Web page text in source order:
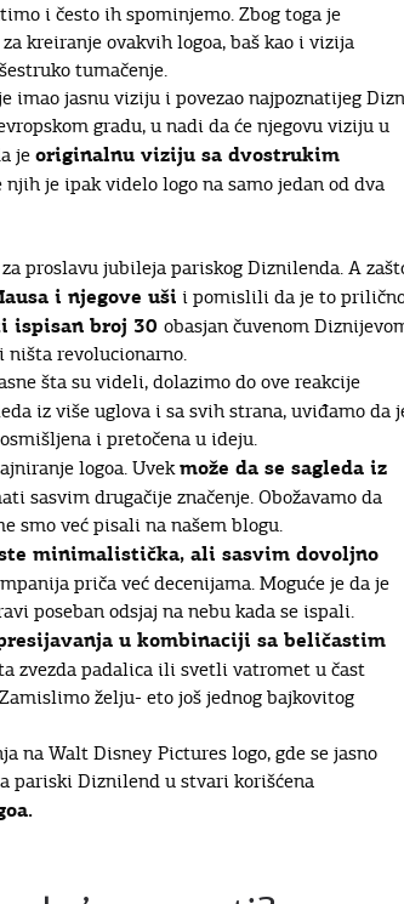
i često ih spominjemo. Zbog toga je
kreiranje ovakvih logoa, baš kao i vizija
tumačenje.
imao jasnu viziju i povezao najpoznatijeg
gradu, u nadi da će njegovu viziju u
je originalnu viziju sa dvostrukim
njih je ipak videlo logo na samo jedan od dva
proslavu jubileja pariskog Diznilenda. A
i njegove uši i pomislili da je to
ispisan broj 30 obasjan čuvenom
revolucionarno.
šta su videli, dolazimo do ove reakcije
iz više uglova i sa svih strana, uviđamo da
i pretočena u ideju.
logoa. Uvekmože da se sagleda iz
sasvim drugačije značenje. Obožavamo da
smo već pisali na našem blogu.
minimalistička, ali sasvim dovoljno
priča već decenijama. Moguće je da je
poseban odsjaj na nebu kada se ispali.
u kombinaciji sa beličastim
zvezda padalica ili svetli vatromet u čast
želju- eto još jednog bajkovitog
na Walt Disney Pictures logo, gde se jasno
pariski Diznilend u stvari korišćena